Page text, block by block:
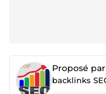
Proposé par